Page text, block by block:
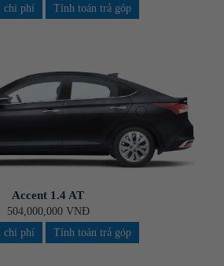
chi phí
Tính toán trả góp
Accent 1.4 AT
504,000,000 VNĐ
chi phí
Tính toán trả góp